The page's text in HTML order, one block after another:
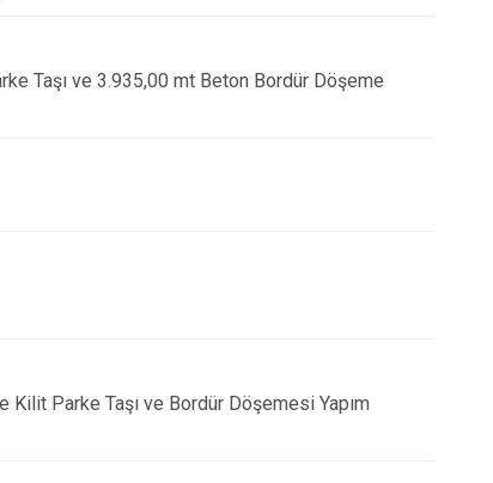
Taşı ve 3.935,00 mt Beton Bordür Döşeme
Parke Taşı ve Bordür Döşemesi Yapım